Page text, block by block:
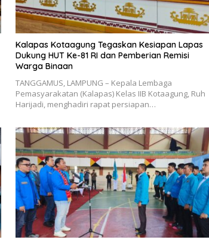
Kalapas Kotaagung Tegaskan Kesiapan Lapas
Dukung HUT Ke-81 RI dan Pemberian Remisi
Warga Binaan
TANGGAMUS, LAMPUNG – Kepala Lembaga
Pemasyarakatan (Kalapas) Kelas IIB Kotaagung, Ruh
Harijadi, menghadiri rapat persiapan…